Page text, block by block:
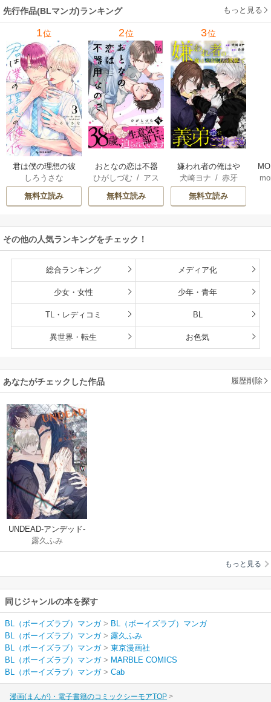
先行作品(BLマンガ)ランキング もっと見る
1位
君は僕の理想の彼
氏
しろうさな
無料立読み
2位
おとなの恋は不器
用なので
ひがしづむ / アス
ティル編集部
無料立読み
3位
嫌われ者の俺はや
り直しの世界で義
弟達にごまをする
（分冊版）
犬崎ヨナ / 赤牙
無料立読み
その他の人気ランキングをチェック！
総合ランキング メディア化
少女・女性 少年・青年
TL・レディコミ BL
異世界・転生 お色気
あなたがチェックした作品 履歴削除
UNDEAD-アンデッド-
露久ふみ
もっと見る
同じジャンルの本を探す
BL（ボーイズラブ）マンガ> BL（ボーイズラブ）マンガ
BL（ボーイズラブ）マンガ> 露久ふみ
BL（ボーイズラブ）マンガ> 東京漫画社
BL（ボーイズラブ）マンガ> MARBLE COMICS
BL（ボーイズラブ）マンガ> Cab
漫画(まんが)・電子書籍のコミックシーモアTOP